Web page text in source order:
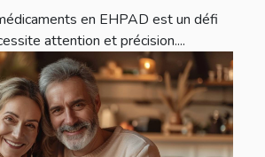
en EHPAD est un défi
attention et précision....